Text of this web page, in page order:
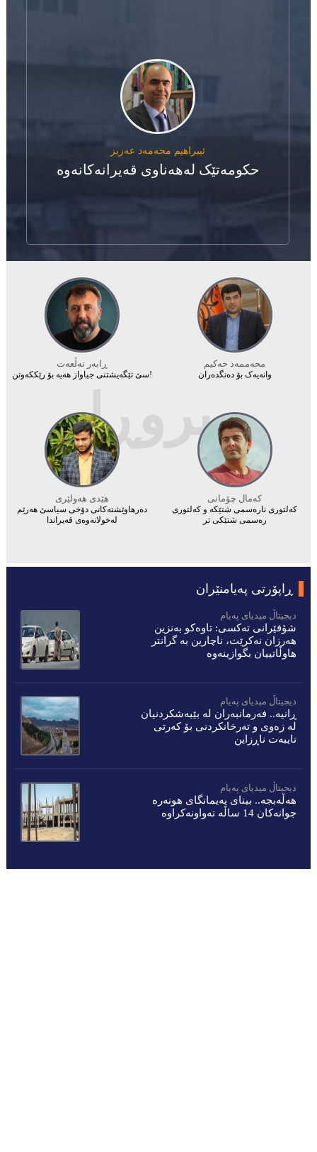
ئیبراهیم محه‌مه‌د عه‌زیز
حکومەتێک لەهەناوی قەیرانەکانەوە
بیروڕا
محه‌ممه‌د حه‌كیم
وانەیەک بۆ دەنگدەران
ڕابەر تەڵعەت
سێ تێگەیشتنی جیاواز هەیە بۆ رێککەوتن!
کەمال چۆمانى
کەلتوری نارەسمی شتێکە و کەلتوری
رەسمی شتێکی تر
هێدی هەولێری
دەرهاوێشتەکانی دۆخی سیاسێ هەرێم
لەخولانەوەی قەیراندا
ڕاپۆرتی پەیامنێران
دیجیتاڵ میدیاى پەیام
شۆفێرانى تەکسى: تاوەکو بەنزین
هەرزان نەکرێت، ناچارین بە گرانتر
هاوڵاتییان بگوازینەوە
دیجیتاڵ میدیاى پەیام
ڕانیە.. فەرمانبەران لە بێبەشکردنیان
لە زەوى و تەرخانکردنى بۆ کەرتى
تایبەت ناڕزاین
دیجیتاڵ میدیاى پەیام
هەڵەبجە.. بینای پەیمانگای هونەرە
جوانەكان 14 ساڵە تەواونەکراوە